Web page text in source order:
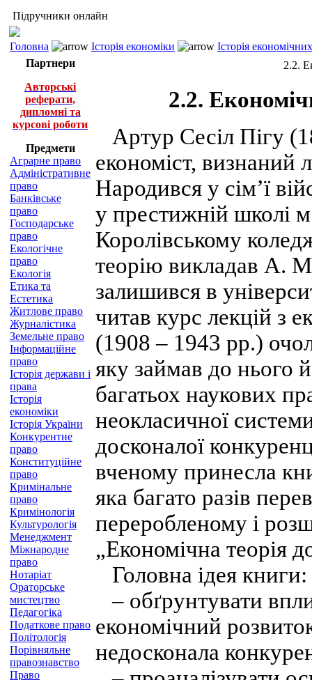
Підручники онлайн
Головна Історія економіки
Історія
Партнери
Авторські
реферати,
дипломні та
курсові роботи
Предмети
Аграрне право
Адміністративне
право
Банківське
право
Господарське
право
Екологічне
право
Екологія
Етика та
Естетика
Житлове право
Журналістика
Земельне право
Інформаційне
право
Історія держави і
права
Історія
економіки
Історія України
Конкурентне
право
Конституційне
право
Кримінальне
право
Кримінологія
Культурологія
Менеджмент
Міжнародне
право
Нотаріат
Ораторське
мистецтво
Педагогіка
Податкове право
Політологія
Порівняльне
правознавство
Право
2.2.
2.2.
Артур Сесіл Пігу
економіст, визнаний
Народився у сім’ї
у престижній школі
Королівському
теорію викладав А.
залишився в
читав курс лекцій з
(1908 – 1943 рр.)
яку займав до нього
багатьох наукових
неокласичної
досконалої
вченому принесла
яка багато разів
переробленому і
„Економічна теорія
Головна ідея книги:
– обґрунтувати
економічний
недосконала